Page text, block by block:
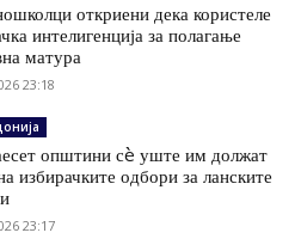
откриени дека користеле
интелигенција за полагање
матура
23:18
општини сè уште им должат
избирачките одбори за ланските
23:17